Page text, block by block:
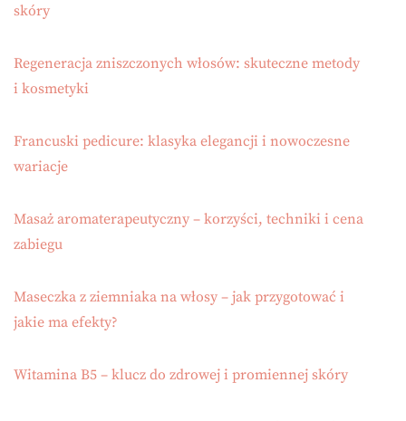
skóry
Regeneracja zniszczonych włosów: skuteczne metody
i kosmetyki
Francuski pedicure: klasyka elegancji i nowoczesne
wariacje
Masaż aromaterapeutyczny – korzyści, techniki i cena
zabiegu
Maseczka z ziemniaka na włosy – jak przygotować i
jakie ma efekty?
Witamina B5 – klucz do zdrowej i promiennej skóry